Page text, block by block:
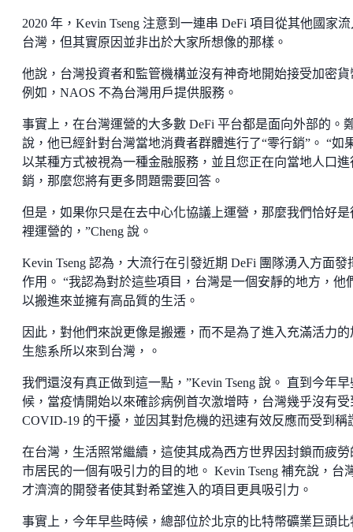
2020 年，Kevin Tseng 注意到一連串 DeFi 項目從其他國家
台灣，但其實原因並非出於大家所想像的那樣。
他說，台灣投資者和監管機構並沒有神奇地開始接受加密貨
例如，NAOS 不為台灣用戶提供服務。
事實上，在台灣運營的大多數 DeFi 平台都是面向外部的。
說，他已經針對台灣當地消費者群體進行了“零行銷”。 “如
以某種方式被視為一種金融服務，並且您正在向當地人口進
銷，那麼您將有更多問題需要回答。
但是，如果你只是在去中心化協議上運營，那麼我們恰好是
裡運營的，”Cheng 說。
Kevin Tseng 認為，大流行在引發近期 DeFi 團隊湧入方面發
作用。 “我認為對於這些項目，台灣是一個安靜的地方，他
以搬進來並擁有高品質的生活。
因此，對他們來說更像是搬遷，而不是為了進入充滿活力的
生態系所以來到台灣，。
我們還沒有真正做到這一點，”Kevin Tseng 說。 直到今年早
候，當疫情開始以來確診病例首次激增時，台灣幾乎沒有受
COVID-19 的干擾，並因其對危機的迅速有效反應而受到稱
在台灣，生活照常繼續，這使其成為西方世界因封鎖而疲勞
市居民的一個有吸引力的目的地。 Kevin Tseng 補充說，台
才濟濟的開發者使其對希望進入的項目更具吸引力。
事實上，今年早些時候，總部位於北京的比特幣礦業巨頭比